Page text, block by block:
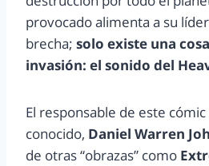
provocado alimenta a su
brecha; solo existe una
invasión: el sonido del
El responsable de este
conocido, Daniel Warren
de otras “obrazas” como